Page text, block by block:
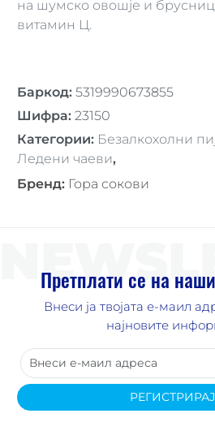
на шумско овошје и
витамин Ц.
Баркод: 5319990673855
Шифра: 23150
Категории: Безалкохолни
Ледени чаеви,
Бренд: Гора сокови
Претплати се на
Внеси ја твојата е-маил
најновите